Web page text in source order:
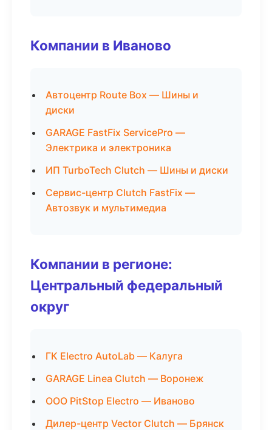
Компании в Иваново
Автоцентр Route Box — Шины и
диски
GARAGE FastFix ServicePro —
Электрика и электроника
ИП TurboTech Clutch — Шины и диски
Сервис-центр Clutch FastFix —
Автозвук и мультимедиа
Компании в регионе:
Центральный федеральный
округ
ГК Electro AutoLab — Калуга
GARAGE Linea Clutch — Воронеж
ООО PitStop Electro — Иваново
Дилер-центр Vector Clutch — Брянск